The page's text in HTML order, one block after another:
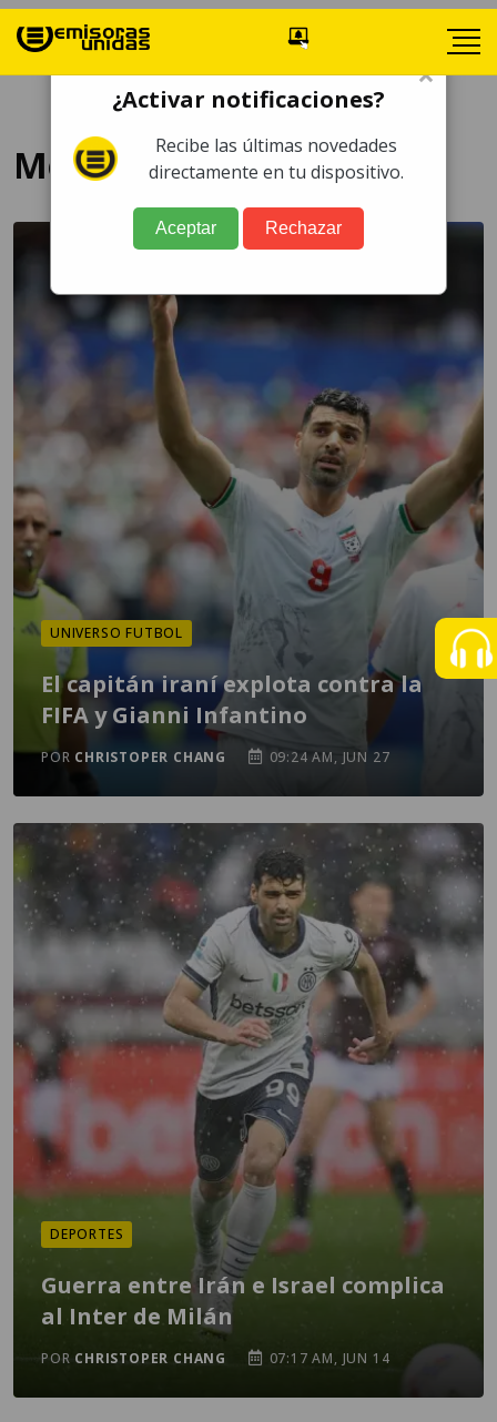
Mehdi Taremi
UNIVERSO FUTBOL
El capitán iraní explota contra la
FIFA y Gianni Infantino
POR CHRISTOPER CHANG 09:24 AM, JUN 27
DEPORTES
Guerra entre Irán e Israel complica
al Inter de Milán
POR CHRISTOPER CHANG 07:17 AM, JUN 14
×
¿Activar notificaciones?
Recibe las últimas novedades
directamente en tu dispositivo.
Aceptar Rechazar